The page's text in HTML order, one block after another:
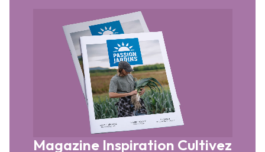
Magazine Inspiration Cultivez